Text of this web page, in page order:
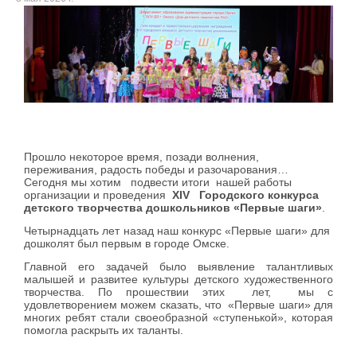
Прошло некоторое время, позади волнения,
переживания, радость победы и разочарования…
Сегодня мы хотим подвести итоги нашей работы
организации и проведения XIV Городского конкурса
детского творчества дошкольников «Первые шаги»
Четырнадцать лет назад наш конкурс «Первые шаги» для
дошколят был первым в городе Омске.
Главной его задачей было выявление талантливых
малышей и развитее культуры детского художественного
творчества. По прошествии этих лет, мы с
удовлетворением можем сказать, что «Первые шаги» для
многих ребят стали своеобразной «ступенькой», которая
помогла раскрыть их таланты.